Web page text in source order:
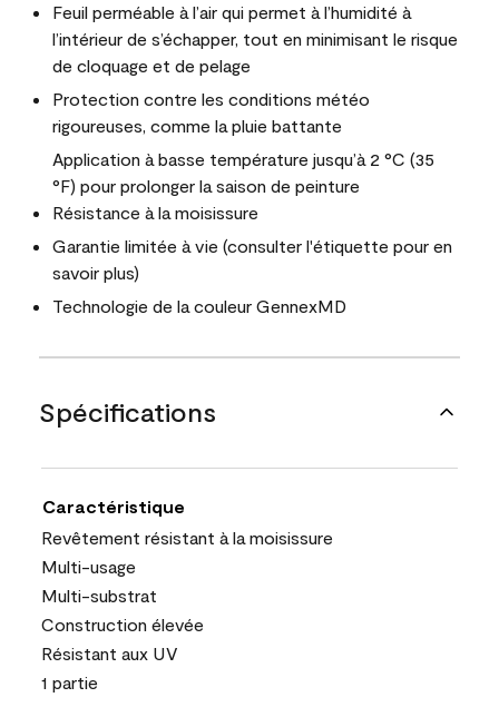
Feuil perméable à l’air qui permet à l’humidité à
l’intérieur de s’échapper, tout en minimisant le risque
de cloquage et de pelage
Protection contre les conditions météo
rigoureuses, comme la pluie battante
Application à basse température jusqu’à 2 °C (35
°F) pour prolonger la saison de peinture
Résistance à la moisissure
Garantie limitée à vie (consulter l'étiquette pour en
savoir plus)
Technologie de la couleur GennexMD
Spécifications
Caractéristique
Revêtement résistant à la moisissure
Multi-usage
Multi-substrat
Construction élevée
Résistant aux UV
1 partie